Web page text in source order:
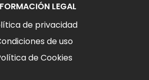
LEGAL
de privacidad
de uso
de Cookies